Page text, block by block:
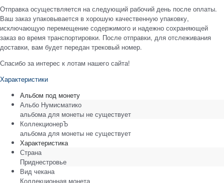
Отправка осуществляется на следующий рабочий день после оплаты.
Ваш заказ упаковывается в хорошую качественную упаковку,
исключающую перемещение содержимого и надежно сохраняющей
заказ во время транспортировки. После отправки, для отслеживания
доставки, вам будет передан трековый номер.
Спасибо за интерес к лотам нашего сайта!
Характеристики
Альбом под монету
Альбо Нумисматико
альбома для монеты не существует
КоллекционерЪ
альбома для монеты не существует
Характеристика
Страна
Приднестровье
Вид чекана
Коллекционная монета